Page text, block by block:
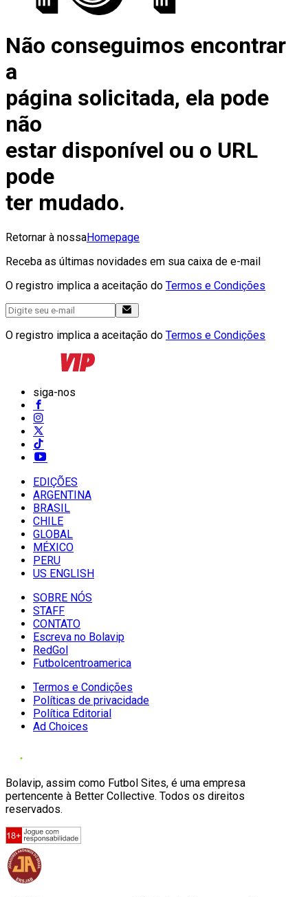
Não conseguimos encontrar
a
página solicitada, ela pode
não
estar disponível ou o URL
pode
ter mudado.
Retornar à nossaHomepage
Receba as últimas novidades em sua caixa de e-mail
O registro implica a aceitação do Termos e Condições
O registro implica a aceitação do Termos e Condições
siga-nos
EDIÇÕES
ARGENTINA
BRASIL
CHILE
GLOBAL
MÉXICO
PERU
US ENGLISH
SOBRE NÓS
STAFF
CONTATO
Escreva no Bolavip
RedGol
Futbolcentroamerica
Termos e Condições
Políticas de privacidade
Política Editorial
Ad Choices
Bolavip, assim como Futbol Sites, é uma empresa
pertencente à Better Collective. Todos os direitos
reservados.